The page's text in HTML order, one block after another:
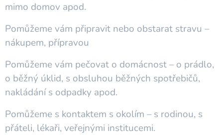
mimo domov apod.
Pomůžeme vám připravit nebo obstarat stravu –
nákupem, přípravou
Pomůžeme vám pečovat o domácnost – o prádlo,
o běžný úklid, s obsluhou běžných spotřebičů,
nakládání s odpadky apod.
Pomůžeme s kontaktem s okolím – s rodinou, s
přáteli, lékaři, veřejnými institucemi.